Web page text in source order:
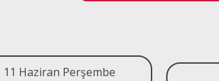
11 Haziran Perşembe